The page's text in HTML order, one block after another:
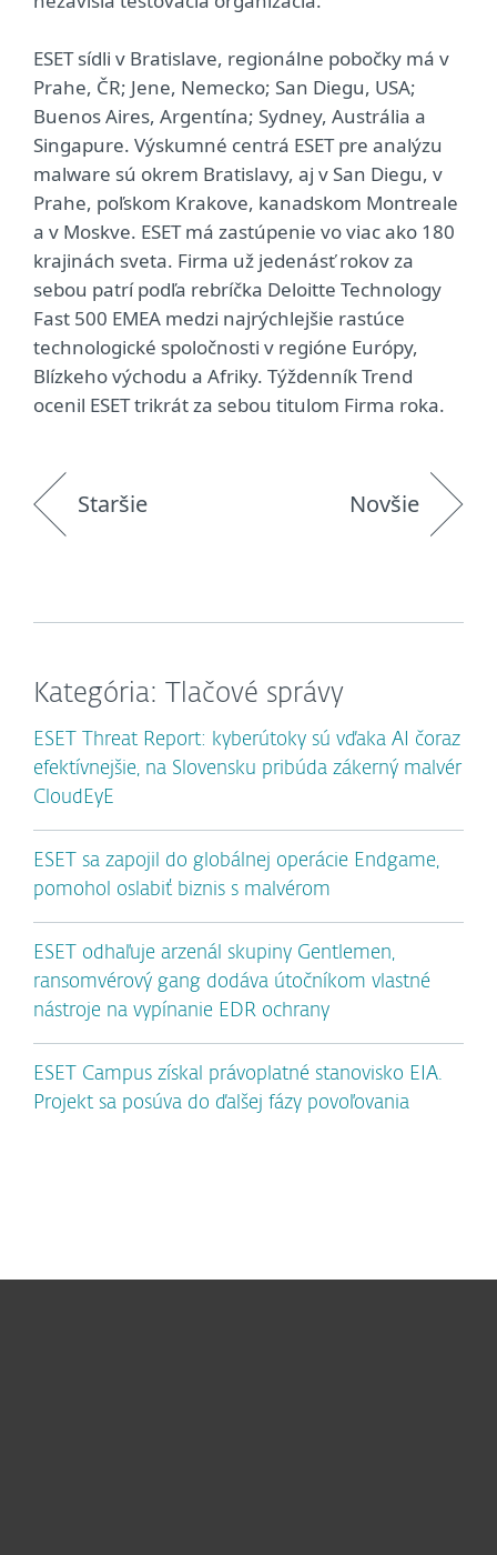
ESET sídli v Bratislave, regionálne pobočky má v
Prahe, ČR; Jene, Nemecko; San Diegu, USA;
Buenos Aires, Argentína; Sydney, Austrália a
Singapure. Výskumné centrá ESET pre analýzu
malware sú okrem Bratislavy, aj v San Diegu, v
Prahe, poľskom Krakove, kanadskom Montreale
a v Moskve. ESET má zastúpenie vo viac ako 180
krajinách sveta. Firma už jedenásť rokov za
sebou patrí podľa rebríčka Deloitte Technology
Fast 500 EMEA medzi najrýchlejšie rastúce
technologické spoločnosti v regióne Európy,
Blízkeho východu a Afriky. Týždenník Trend
ocenil ESET trikrát za sebou titulom Firma roka.
Staršie Novšie
Kategória: Tlačové správy
ESET Threat Report: kyberútoky sú vďaka AI čoraz
efektívnejšie, na Slovensku pribúda zákerný malvér
CloudEyE
ESET sa zapojil do globálnej operácie Endgame,
pomohol oslabiť biznis s malvérom
ESET odhaľuje arzenál skupiny Gentlemen,
ransomvérový gang dodáva útočníkom vlastné
nástroje na vypínanie EDR ochrany
ESET Campus získal právoplatné stanovisko EIA.
Projekt sa posúva do ďalšej fázy povoľovania